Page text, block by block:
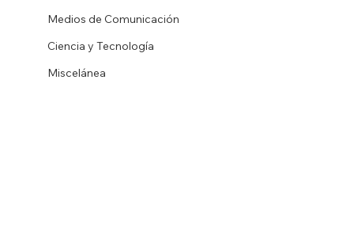
Medios de Comunicación
Ciencia y Tecnología
Miscelánea